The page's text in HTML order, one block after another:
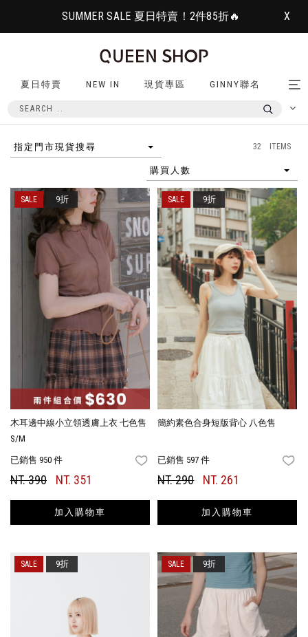
SUMMER SALE 夏日特賣！2件85折🔥 X
夏日特賣 NEW IN 現貨專區 GINNY聯名
指定門市現貨搜尋 32 ITEMS
購買人數
木耳邊中線小立領透膚上衣 七色售
S/M
已銷售 950 件 FAVORITES
NT. 390 NT. 351
加入購物車
9折
簡約素色合身短版背心 八色售
已銷售 597 件
NT. 290 NT. 261
加入購物車
9折
9折 9折